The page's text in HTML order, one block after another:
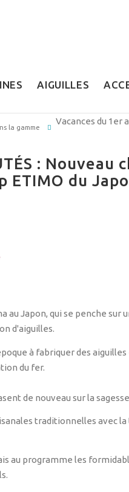
AIGUILLES
la gamme
Vacances du 1er
:
ETIMO du
au Japon, qui se penche sur
d'aiguilles.
à fabriquer des aiguilles
du fer.
de nouveau sur la
traditionnelles avec
au programme les